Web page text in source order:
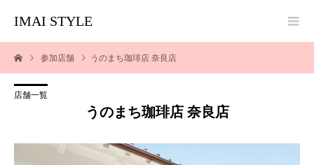
IMAI STYLE
参加店舗 うのまち珈琲店 奈良店
店舗一覧
うのまち珈琲店 奈良店